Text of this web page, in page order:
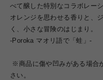
べて醸した特別なコラボレー
オレンジを思わせる香りと、
く、小さな冒険のはじまり。
-Poroka マオリ語で「蛙」-
※商品に傷や凹みがある場合
さい。